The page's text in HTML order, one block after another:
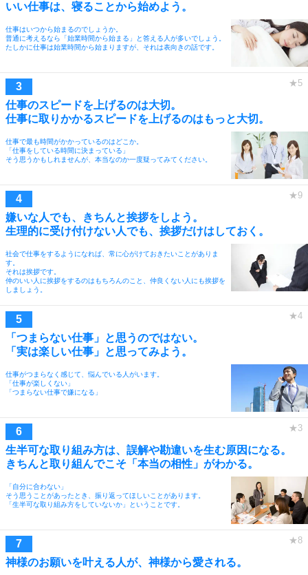
いい仕事は、寝ることから始めよう。
仕事はいつから始まるのでしょうか。
普通に考えるなら「始業時間から始まる」と答える人が多いでしょう。
たしかに仕事は始業時間から始まりますが、それは表向きの話です。
仕事のスピードを上げるのは大切。
仕事に取りかかるスピードを上げるのはもっと大切。
仕事で最も時間がかかっているのはどこか。
「仕事をしている時間に決まっている」
そう思うかもしれませんが、本当なのか一度疑ってみてください。
嫌いな人でも、きちんと挨拶をしよう。
生理的に受け付けない人でも、挨拶だけはしておく。
社会で仕事をするようになれば、常に心がけておきたいことがありま
す。
それは挨拶です。
仲のいい人に挨拶をするのはもちろんのこと、仲良くない人にも挨拶を
しましょう。
「つまらない仕事」と思うのではない。
「実は楽しい仕事」と思ってみよう。
仕事がつまらなく感じて、悩んでいる人がいます。
「仕事が楽しくない」
「つまらない仕事で嫌になる」
生半可な取り組み方は、誤解や勘違いを生む原因になる。
きちんと取り組んでこそ「本当の相性」がわかる。
「自分に合わない」
そう思うことがあったとき、振り返ってほしいことがあります。
「生半可な取り組み方をしていないか」ということです。
神様のお願いを叶える人が、神様から愛される。